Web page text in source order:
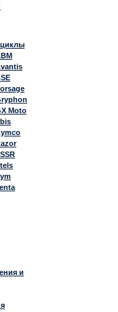
Moto
и